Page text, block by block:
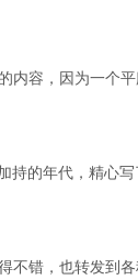
内容，因为一个
持的年代，精心
不错，也转发到